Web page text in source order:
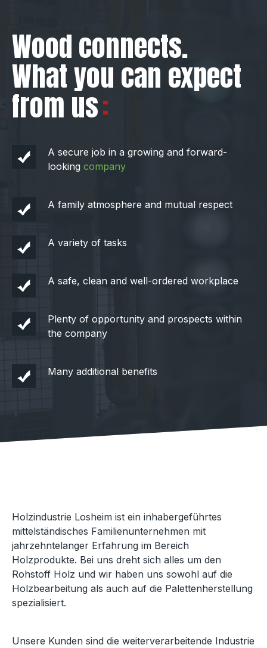
Wood connects.
What you can expect
from us
A secure job in a growing and forward-
looking company
A family atmosphere and mutual respect
A variety of tasks
A safe, clean and well-ordered workplace
Plenty of opportunity and prospects within
the company
Many additional benefits
Holzindustrie Losheim ist ein inhabergeführtes
mittelständisches Familienunternehmen mit
jahrzehntelanger Erfahrung im Bereich
Holzprodukte. Bei uns dreht sich alles um den
Rohstoff Holz und wir haben uns sowohl auf die
Holzbearbeitung als auch auf die Palettenherstellung
spezialisiert.
Unsere Kunden sind die weiterverarbeitende Industrie